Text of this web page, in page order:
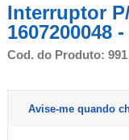
Interruptor
1607200048
Cod. do Produto: 991
Avise-me quando